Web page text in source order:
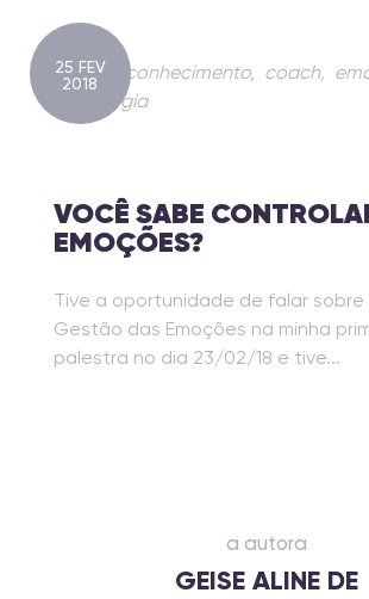
25 FEV
2018autoconhecimento, coach,
psicologia
VOCÊ SABE
EMOÇÕES?
Tive a oportunidade de falar sobre
Gestão das Emoções na minha
palestra no dia 23/02/18 e tive...
a autora
GEISE ALINE DE